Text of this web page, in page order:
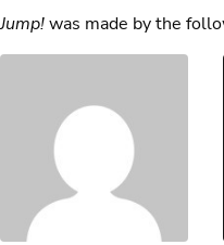
Jump!was made by the